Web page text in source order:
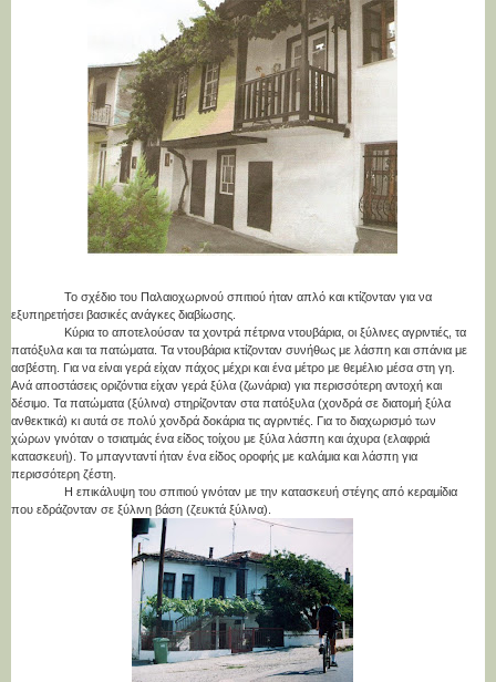
Το σχέδιο του Παλαιοχωρινού σπιτιού ήταν απλό και κτίζονταν για να
εξυπηρετήσει βασικές ανάγκες διαβίωσης.
Κύρια το αποτελούσαν τα χοντρά πέτρινα ντουβάρια, οι ξύλινες αγριντιές, τα
πατόξυλα και τα πατώματα. Τα ντουβάρια κτίζονταν συνήθως με λάσπη και σπάνια με
ασβέστη. Για να είναι γερά είχαν πάχος μέχρι και ένα μέτρο με θεμέλιο μέσα στη γη.
Ανά αποστάσεις οριζόντια είχαν γερά ξύλα (ζωνάρια) για περισσότερη αντοχή και
δέσιμο. Τα πατώματα (ξύλινα) στηρίζονταν στα πατόξυλα (χονδρά σε διατομή ξύλα
ανθεκτικά) κι αυτά σε πολύ χονδρά δοκάρια τις αγριντιές. Για το διαχωρισμό των
χώρων γινόταν ο τσιατμάς ένα είδος τοίχου με ξύλα λάσπη και άχυρα (ελαφριά
κατασκευή). Το μπαγνταντί ήταν ένα είδος οροφής με καλάμια και λάσπη για
περισσότερη ζέστη.
Η επικάλυψη του σπιτιού γινόταν με την κατασκευή στέγης από κεραμίδια
που εδράζονταν σε ξύλινη βάση (ζευκτά ξύλινα).